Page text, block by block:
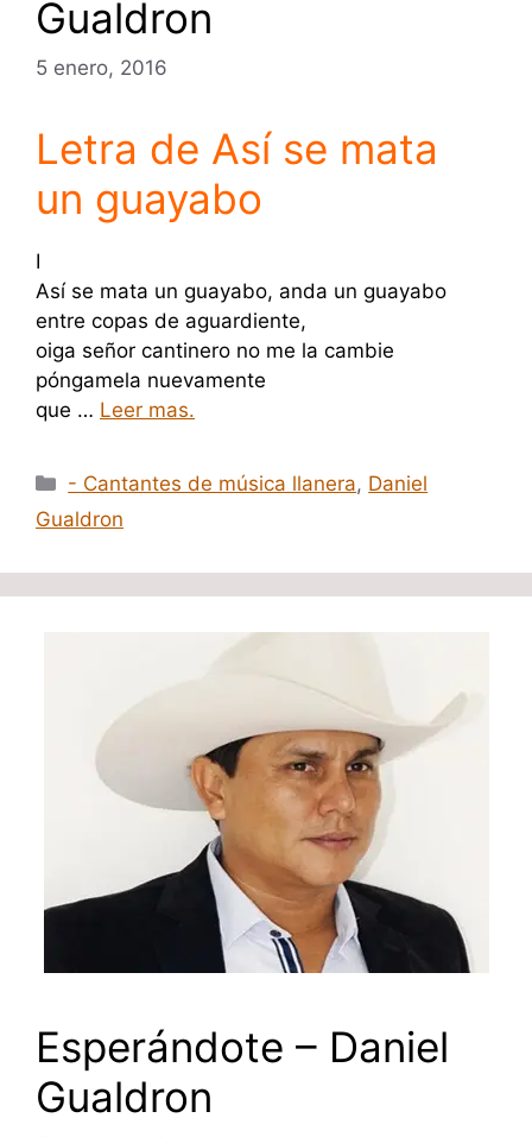
Gualdron
5 enero, 2016
Letra de Así se mata
un guayabo
I
Así se mata un guayabo, anda un guayabo
entre copas de aguardiente,
oiga señor cantinero no me la cambie
póngamela nuevamente
que … Leer mas.
Categorías
- Cantantes de música llanera, Daniel
Gualdron
Esperándote – Daniel
Gualdron